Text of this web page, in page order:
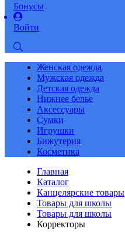
Бонусы
Войти
Женская одежда
Мужская одежда
Детская одежда
Нижнее белье
Аксессуары
Сумки
Игрушки
Бижутерия
Косметика
Главная
Каталог
Канцелярские товары
Товары для школы
Товары для школы
Корректоры